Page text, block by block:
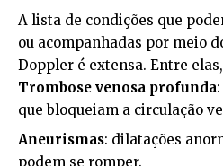
A lista de condições que
ou acompanhadas por meio
Doppler é extensa. Entre
Trombose venosa profunda
que bloqueiam a circulação
Aneurismas: dilatações
podem se romper.